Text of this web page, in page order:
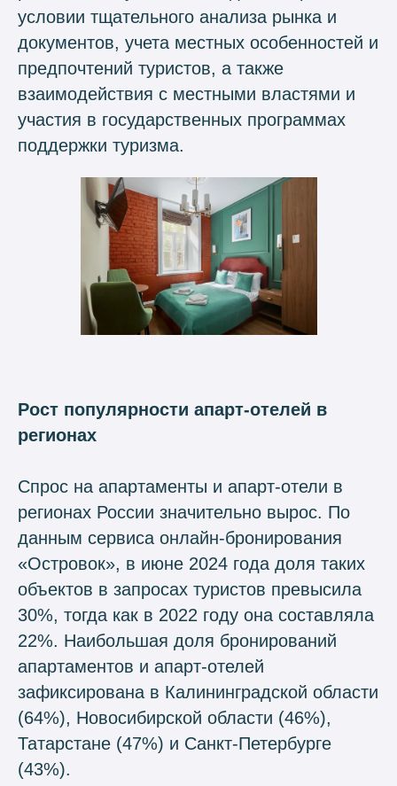
условии тщательного анализа рынка и
документов, учета местных особенностей и
предпочтений туристов, а также
взаимодействия с местными властями и
участия в государственных программах
поддержки туризма.
Рост популярности апарт-отелей в
регионах
Спрос на апартаменты и апарт-отели в
регионах России значительно вырос. По
данным сервиса онлайн-бронирования
«Островок», в июне 2024 года доля таких
объектов в запросах туристов превысила
30%, тогда как в 2022 году она составляла
22%. Наибольшая доля бронирований
апартаментов и апарт-отелей
зафиксирована в Калининградской области
(64%), Новосибирской области (46%),
Татарстане (47%) и Санкт-Петербурге
(43%).